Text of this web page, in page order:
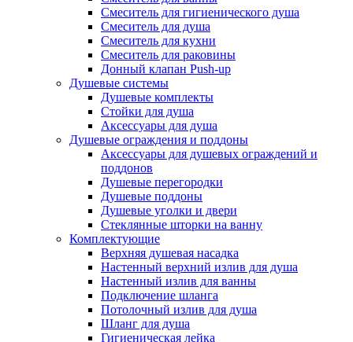
Смеситель для гигиенического душа
Смеситель для душа
Смеситель для кухни
Смеситель для раковины
Донный клапан Push-up
Душевые системы
Душевые комплекты
Стойки для душа
Аксессуары для душа
Душевые ограждения и поддоны
Аксессуары для душевых ограждений и
поддонов
Душевые перегородки
Душевые поддоны
Душевые уголки и двери
Стеклянные шторки на ванну
Комплектующие
Верхняя душевая насадка
Настенный верхний излив для душа
Настенный излив для ванны
Подключение шланга
Потолочный излив для душа
Шланг для душа
Гигиеническая лейка